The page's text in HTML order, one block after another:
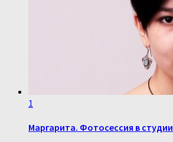
1
Маргарита. Фотосессия в студии